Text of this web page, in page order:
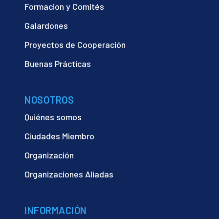
Formacion y Comités
Galardones
Proyectos de Cooperación
Buenas Prácticas
NOSOTROS
Quiénes somos
Ciudades Miembro
Organización
Organizaciones Aliadas
INFORMACIÓN